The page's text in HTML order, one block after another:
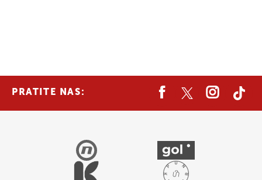
PRATITE NAS: